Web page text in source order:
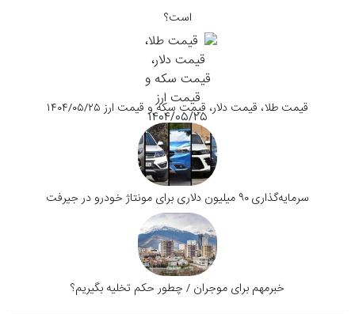
است؟
قیمت طلا، قیمت دلار، قیمت سکه و قیمت ارز ۱۴۰۴/۰۵/۲۵
سرمایه‌گذاری ۹۰ میلیون دلاری برای مونتاژ خودرو در جیرفت
خبرمهم برای موجران / چطور حکم تخلیه بگیریم؟